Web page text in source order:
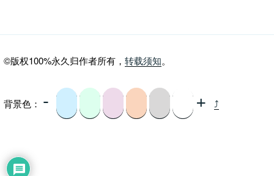
©版权100%永久归作者所有， 转载须知。
背景色： - + ⤴